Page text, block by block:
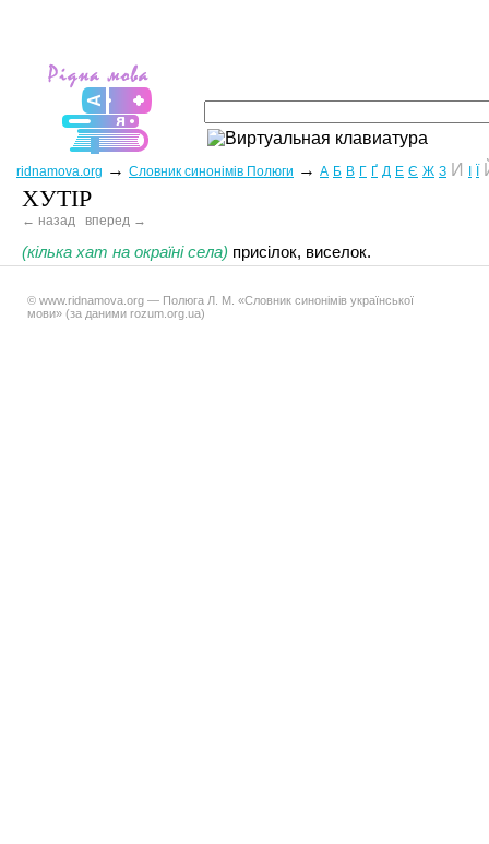
ridnamova.org → Словник синонімів Полюги → А Б В Г Ґ Д Е Є Ж З И
ХУТІР
← назад вперед →
(кілька хат на окраїні села) присілок, виселок.
© www.ridnamova.org — Полюга Л. М. «Словник синонімів української
мови» (за даними rozum.org.ua)